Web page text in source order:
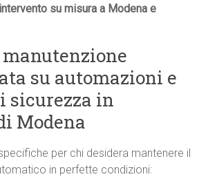
su misura a Modena e
su automazioni e
sicurezza in
Modena
per chi desidera mantenere il
in perfette condizioni: